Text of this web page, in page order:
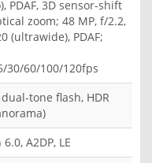
PDAF, 3D sensor-shift
zoom; 48 MP, f/2.2,
(ultrawide), PDAF;
30/60/100/120fps
dual-tone flash, HDR
A2DP, LE